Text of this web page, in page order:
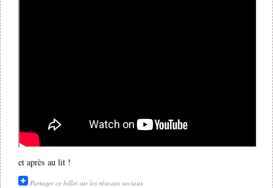
et après au lit !
Partager ce billet sur les réseaux sociaux